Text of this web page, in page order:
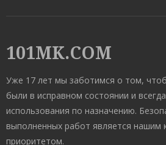
101MK.COM
Уже 17 лет мы заботимся о том,
были в исправном состоянии и
использования по назначению.
выполненных работ является нашим
приоритетом.